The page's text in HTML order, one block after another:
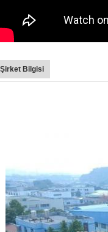
Şirket Bilgisi